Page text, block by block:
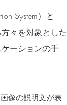
System） と
々を対象とした
ーションの手
像の説明文が表